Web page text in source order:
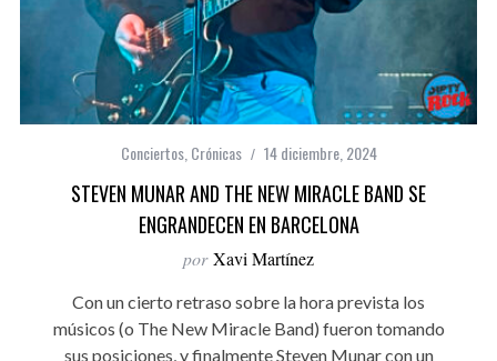
Conciertos, Crónicas 14 diciembre, 2024
STEVEN MUNAR AND THE NEW MIRACLE BAND SE
ENGRANDECEN EN BARCELONA
por Xavi Martínez
Con un cierto retraso sobre la hora prevista los
músicos (o The New Miracle Band) fueron tomando
sus posiciones, y finalmente Steven Munar con un